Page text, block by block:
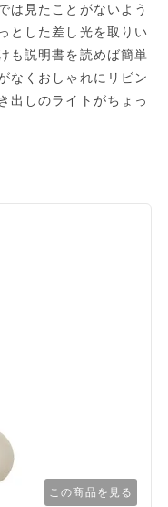
は見たことがないよう
とした差し光を取りい
も説明書を読めば簡単
なくおしゃれにリビン
出しのライトがちょっ
この商品を見る